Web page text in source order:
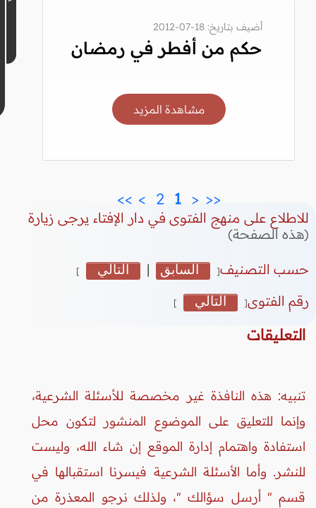
أضيف بتاريخ: 18-07-2012
حكم من أفطر في رمضان
مشاهدة المزيد
<<
<
1
2
>
>>
للاطلاع على منهج الفتوى في دار الإفتاء يرجى زيارة
(هذه الصفحة)
حسب التصنيف[ السابق | التالي ]
رقم الفتوى[ التالي ]
التعليقات
تنبيه: هذه النافذة غير مخصصة للأسئلة الشرعية،
وإنما للتعليق على الموضوع المنشور لتكون محل
استفادة واهتمام إدارة الموقع إن شاء الله، وليست
للنشر. وأما الأسئلة الشرعية فيسرنا استقبالها في
قسم " أرسل سؤالك "، ولذلك نرجو المعذرة من